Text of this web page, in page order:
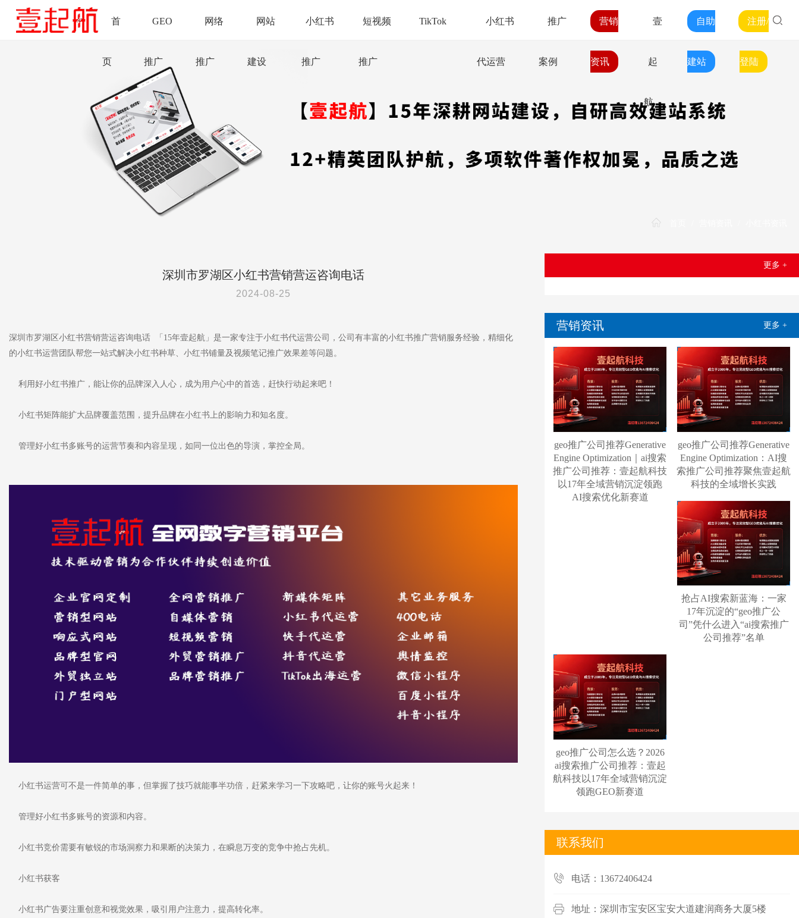
首
页
GEO
推广
网络
推广
网站
建设
小红书
推广
短视频
推广
TikTok 小红书
代运营
推广
案例
营销
资讯
壹
起
航
自助
建站
注册/
登陆
深圳市罗湖区小红书营销营运咨询电话
2024-08-25
深圳市罗湖区小红书营销营运咨询电话 「15年壹起航」是一家专注于小红书代运营公司，公司有丰富的小红书推广营销服务经验，精细化
的小红书运营团队帮您一站式解决小红书种草、小红书铺量及视频笔记推广效果差等问题。
利用好小红书推广，能让你的品牌深入人心，成为用户心中的首选，赶快行动起来吧！
小红书矩阵能扩大品牌覆盖范围，提升品牌在小红书上的影响力和知名度。
管理好小红书多账号的运营节奏和内容呈现，如同一位出色的导演，掌控全局。
小红书运营可不是一件简单的事，但掌握了技巧就能事半功倍，赶紧来学习一下攻略吧，让你的账号火起来！
管理好小红书多账号的资源和内容。
小红书竞价需要有敏锐的市场洞察力和果断的决策力，在瞬息万变的竞争中抢占先机。
小红书获客
小红书广告要注重创意和视觉效果，吸引用户注意力，提高转化率。
更多 +
营销资讯 更多 +
geo推广公司推荐Generative
Engine Optimization｜ai搜索
推广公司推荐：壹起航科技
以17年全域营销沉淀领跑
AI搜索优化新赛道
geo推广公司推荐Generative
Engine Optimization：AI搜
索推广公司推荐聚焦壹起航
科技的全域增长实践
抢占AI搜索新蓝海：一家
17年沉淀的“geo推广公
司”凭什么进入“ai搜索推广
公司推荐”名单
geo推广公司怎么选？2026
ai搜索推广公司推荐：壹起
航科技以17年全域营销沉淀
领跑GEO新赛道
联系我们
电话：13672406424
地址：深圳市宝安区宝安大道建润商务大厦5楼